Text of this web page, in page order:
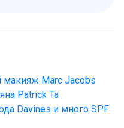
Marc Jacobs
Patrick Ta
Davines и много SPF